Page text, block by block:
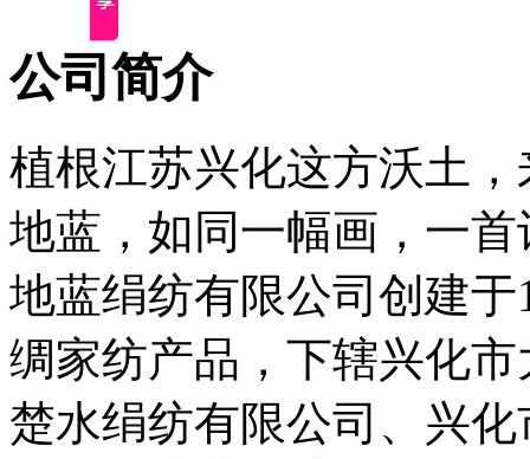
公司简介
植根江苏兴化这方沃土
地蓝，如同一幅画，一
地蓝绢纺有限公司创建
绸家纺产品，下辖兴化
楚水绢纺有限公司、兴